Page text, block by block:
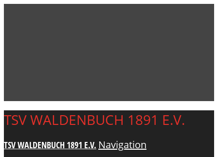
TSV WALDENBUCH 1891 E.V.
TSV WALDENBUCH 1891 E.V. Navigation